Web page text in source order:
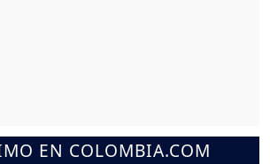
EN COLOMBIA.COM